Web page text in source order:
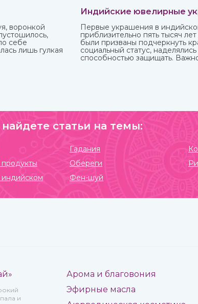
воронкой
себе
лишь гулкая
поющей
Индийские ювелирные
Первые украшения в
приблизительно пять тысяч
были призваны подчеркнуть
социальный статус,
способностью защищать.
магазине ИндоКитай с
статьи на темы:
Гадания
Обереги
Фен-шуй
и
Арома и благовония
Эфирные масла